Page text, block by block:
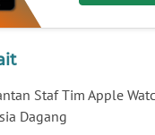
Staf Tim Apple
Dagang